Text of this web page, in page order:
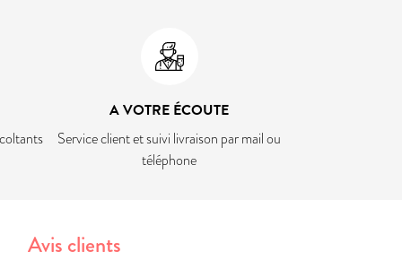
A VOTRE ÉCOUTE
Service client et suivi livraison par mail ou
téléphone
Avis clients